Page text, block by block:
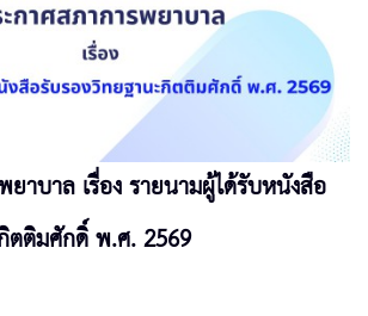
าบาล เรื่อง รายนามผู้ได้รับหนังสือ
ตติมศักดิ์ พ.ศ. 2569